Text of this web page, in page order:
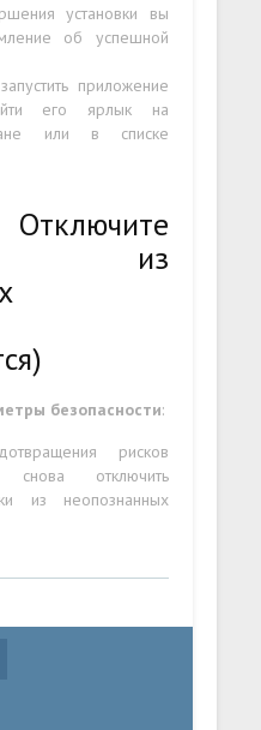
установки вы
об успешной
приложение
его ярлык на
или в списке
из
безопасности:
рисков
снова отключить
из неопознанных